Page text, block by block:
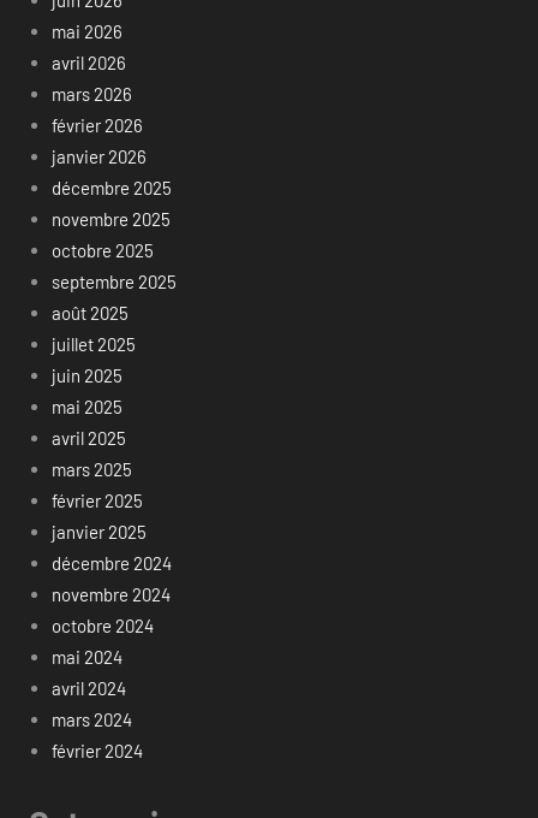
mai 2026
avril 2026
mars 2026
février 2026
janvier 2026
décembre 2025
novembre 2025
octobre 2025
septembre 2025
août 2025
juillet 2025
juin 2025
mai 2025
avril 2025
mars 2025
février 2025
janvier 2025
décembre 2024
novembre 2024
octobre 2024
mai 2024
avril 2024
mars 2024
février 2024